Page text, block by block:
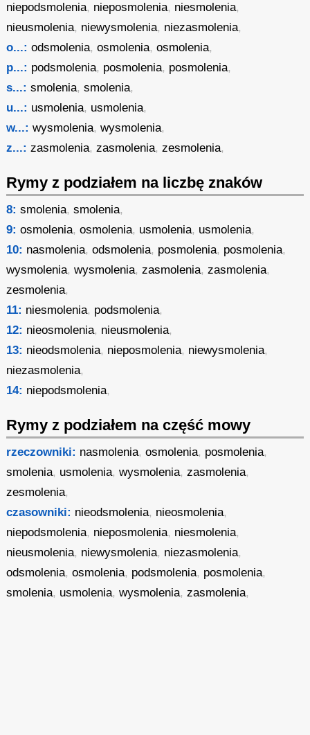
niepodsmolenia, nieposmolenia, niesmolenia,
nieusmolenia, niewysmolenia, niezasmolenia,
o...: odsmolenia,osmolenia,osmolenia,
p...: podsmolenia, posmolenia, posmolenia,
s...: smolenia,smolenia,
u...: usmolenia, usmolenia,
w...: wysmolenia,wysmolenia,
z...: zasmolenia,zasmolenia,zesmolenia,
Rymy z podziałem na liczbę znaków
8: smolenia,smolenia,
9: osmolenia,osmolenia, usmolenia, usmolenia,
10: nasmolenia,odsmolenia, posmolenia, posmolenia,
wysmolenia,wysmolenia,zasmolenia,zasmolenia,
zesmolenia,
11: niesmolenia, podsmolenia,
12: nieosmolenia, nieusmolenia,
13: nieodsmolenia, nieposmolenia, niewysmolenia,
niezasmolenia,
14: niepodsmolenia,
Rymy z podziałem na część mowy
rzeczowniki: nasmolenia,osmolenia, posmolenia,
smolenia, usmolenia,wysmolenia,zasmolenia,
zesmolenia,
czasowniki: nieodsmolenia, nieosmolenia,
niepodsmolenia, nieposmolenia, niesmolenia,
nieusmolenia, niewysmolenia, niezasmolenia,
odsmolenia,osmolenia, podsmolenia, posmolenia,
smolenia, usmolenia,wysmolenia,zasmolenia,